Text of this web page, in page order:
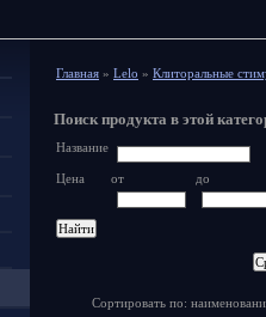
Главная » Lelo » Клиторальные
Поиск продукта в этой
Название
Цена от до
Сортировать по: